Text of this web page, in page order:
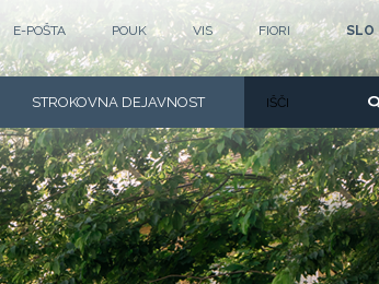
SLO
E-POŠTA POUK VIS FIORI
STROKOVNA DEJAVNOST